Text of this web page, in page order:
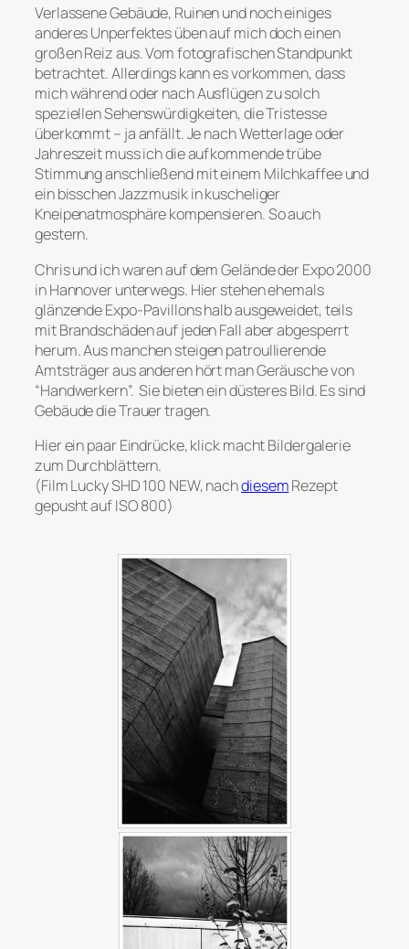
Verlassene Gebäude, Ruinen und noch einiges
anderes Unperfektes üben auf mich doch einen
großen Reiz aus. Vom fotografischen Standpunkt
betrachtet. Allerdings kann es vorkommen, dass
mich während oder nach Ausflügen zu solch
speziellen Sehenswürdigkeiten, die Tristesse
überkommt – ja anfällt. Je nach Wetterlage oder
Jahreszeit muss ich die aufkommende trübe
Stimmung anschließend mit einem Milchkaffee und
ein bisschen Jazzmusik in kuscheliger
Kneipenatmosphäre kompensieren. So auch
gestern.
Chris und ich waren auf dem Gelände der Expo 2000
in Hannover unterwegs. Hier stehen ehemals
glänzende Expo-Pavillons halb ausgeweidet, teils
mit Brandschäden auf jeden Fall aber abgesperrt
herum. Aus manchen steigen patroullierende
Amtsträger aus anderen hört man Geräusche von
“Handwerkern”. Sie bieten ein düsteres Bild. Es sind
Gebäude die Trauer tragen.
Hier ein paar Eindrücke, klick macht Bildergalerie
zum Durchblättern.
(Film Lucky SHD 100 NEW, nachdiesemRezept
gepusht auf ISO 800)